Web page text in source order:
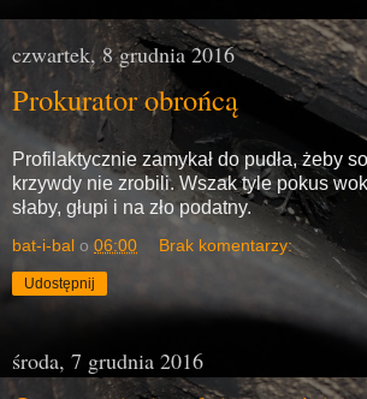
czwartek, 8 grudnia 2016
Prokurator obrońcą
Profilaktycznie zamykał do pudła, żeby
krzywdy nie zrobili. Wszak tyle pokus
słaby, głupi i na zło podatny.
bat-i-bal o 06:00 Brak komentarzy:
Udostępnij
środa, 7 grudnia 2016